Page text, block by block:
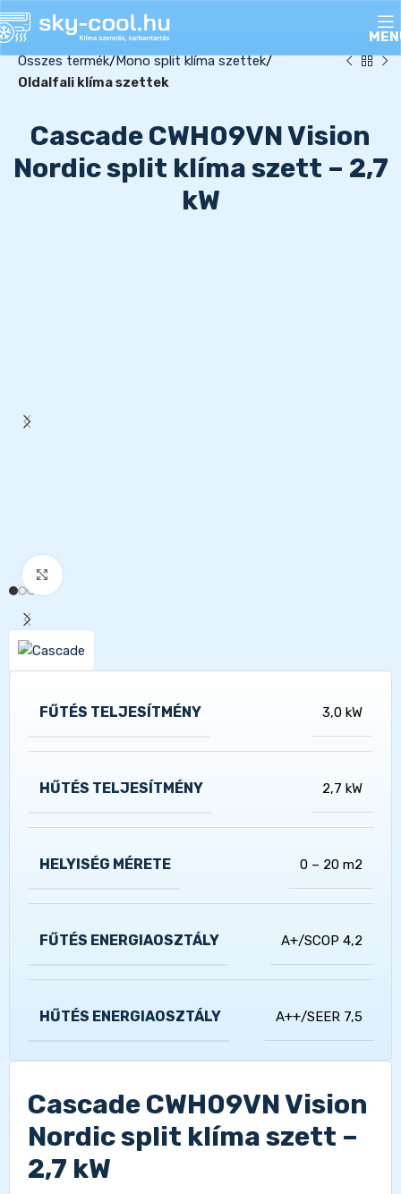
Összes termék Mono split klíma szettek
Oldalfali klíma szettek
Cascade CWH09VN Vision
Nordic split klíma szett – 2,7
kW
Kattints a nagyításhoz
FŰTÉS TELJESÍTMÉNY 3,0 kW
HŰTÉS TELJESÍTMÉNY 2,7 kW
HELYISÉG MÉRETE 0 – 20 m2
FŰTÉS ENERGIAOSZTÁLY A+/SCOP 4,2
HŰTÉS ENERGIAOSZTÁLY A++/SEER 7,5
Cascade CWH09VN Vision
Nordic split klíma szett –
2,7 kW